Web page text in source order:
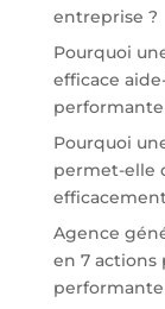
entreprise ?
Pourquoi
efficace
performante
Pourquoi
permet-elle
Agence
en 7 actions
performante